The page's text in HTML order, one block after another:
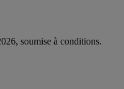
soumise à conditions.